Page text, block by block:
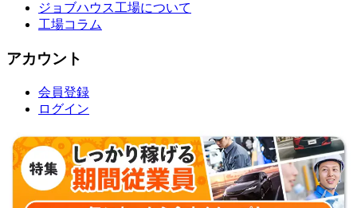
ジョブハウス工場について
工場コラム
アカウント
会員登録
ログイン